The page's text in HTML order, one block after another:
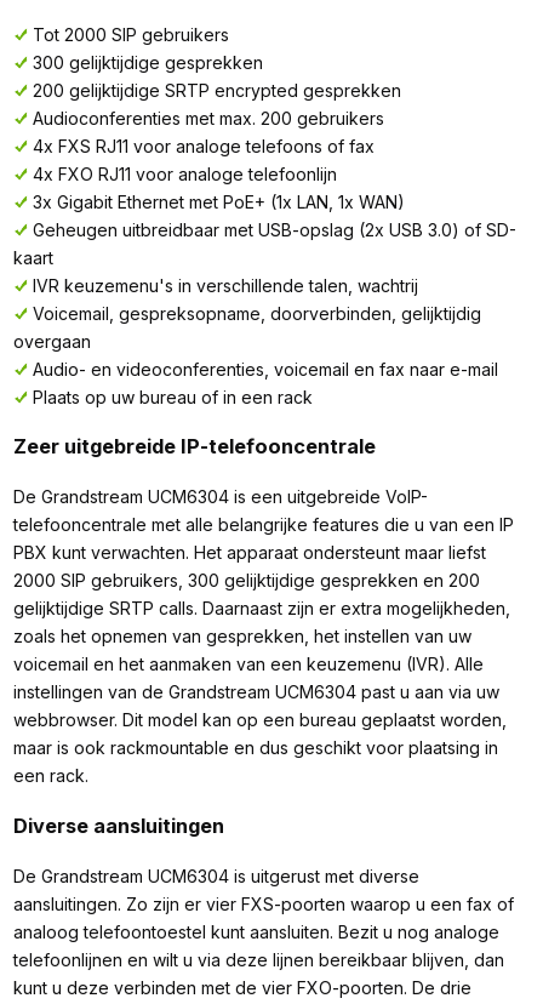
Tot 2000 SIP gebruikers
300 gelijktijdige gesprekken
200 gelijktijdige SRTP encrypted gesprekken
Audioconferenties met max. 200 gebruikers
4x FXS RJ11 voor analoge telefoons of fax
4x FXO RJ11 voor analoge telefoonlijn
3x Gigabit Ethernet met PoE+ (1x LAN, 1x WAN)
Geheugen uitbreidbaar met USB-opslag (2x USB 3.0) of SD-
kaart
IVR keuzemenu's in verschillende talen, wachtrij
Voicemail, gespreksopname, doorverbinden, gelijktijdig
overgaan
Audio- en videoconferenties, voicemail en fax naar e-mail
Plaats op uw bureau of in een rack
Zeer uitgebreide IP-telefooncentrale
De Grandstream UCM6304 is een uitgebreide VoIP-
telefooncentrale met alle belangrijke features die u van een IP
PBX kunt verwachten. Het apparaat ondersteunt maar liefst
2000 SIP gebruikers, 300 gelijktijdige gesprekken en 200
gelijktijdige SRTP calls. Daarnaast zijn er extra mogelijkheden,
zoals het opnemen van gesprekken, het instellen van uw
voicemail en het aanmaken van een keuzemenu (IVR). Alle
instellingen van de Grandstream UCM6304 past u aan via uw
webbrowser. Dit model kan op een bureau geplaatst worden,
maar is ook rackmountable en dus geschikt voor plaatsing in
een rack.
Diverse aansluitingen
De Grandstream UCM6304 is uitgerust met diverse
aansluitingen. Zo zijn er vier FXS-poorten waarop u een fax of
analoog telefoontoestel kunt aansluiten. Bezit u nog analoge
telefoonlijnen en wilt u via deze lijnen bereikbaar blijven, dan
kunt u deze verbinden met de vier FXO-poorten. De drie